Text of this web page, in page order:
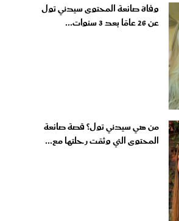
وفاة صانعة المحتوى سيدني تول
عن 26 عامًا بعد 3 سنوات...
من هي سيدني تول؟ قصة صانعة
المحتوى التي وثقت رحلتها مع...